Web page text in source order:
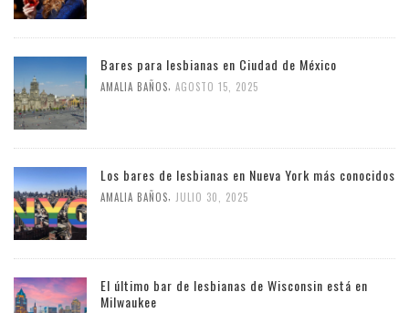
Bares para lesbianas en Ciudad de México
AMALIA BAÑOS AGOSTO 15, 2025
Los bares de lesbianas en Nueva York más conocidos
AMALIA BAÑOS JULIO 30, 2025
El último bar de lesbianas de Wisconsin está en
Milwaukee